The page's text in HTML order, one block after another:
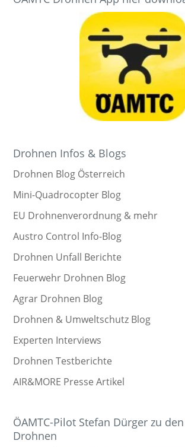
Drohnen Infos & Blogs
Drohnen Blog Österreich
Mini-Quadrocopter Blog
EU Drohnenverordnung & mehr
Austro Control Info-Blog
Drohnen Unfall Berichte
Feuerwehr Drohnen Blog
Agrar Drohnen Blog
Drohnen & Umweltschutz Blog
Experten Interviews
Drohnen Testberichte
AIR&MORE Presse Artikel
ÖAMTC-Pilot Stefan Dürger zu
Drohnen